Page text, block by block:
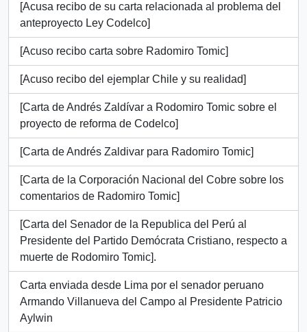
[Acusa recibo de su carta relacionada al problema del
anteproyecto Ley Codelco]
[Acuso recibo carta sobre Radomiro Tomic]
[Acuso recibo del ejemplar Chile y su realidad]
[Carta de Andrés Zaldívar a Rodomiro Tomic sobre el
proyecto de reforma de Codelco]
[Carta de Andrés Zaldivar para Radomiro Tomic]
[Carta de la Corporación Nacional del Cobre sobre los
comentarios de Radomiro Tomic]
[Carta del Senador de la Republica del Perú al
Presidente del Partido Demócrata Cristiano, respecto a
muerte de Rodomiro Tomic].
Carta enviada desde Lima por el senador peruano
Armando Villanueva del Campo al Presidente Patricio
Aylwin